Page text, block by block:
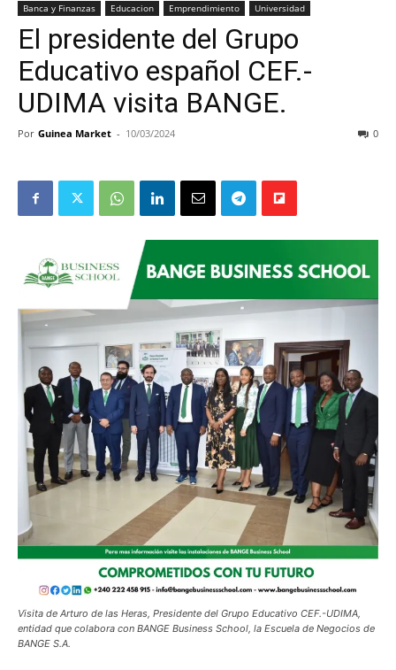
Banca y Finanzas Educacion Emprendimiento Universidad
El presidente del Grupo
Educativo español CEF.-
UDIMA visita BANGE.
Por Guinea Market - 10/03/2024 0
Visita de Arturo de las Heras, Presidente del Grupo Educativo CEF.-UDIMA,
entidad que colabora con BANGE Business School, la Escuela de Negocios de
BANGE S.A.